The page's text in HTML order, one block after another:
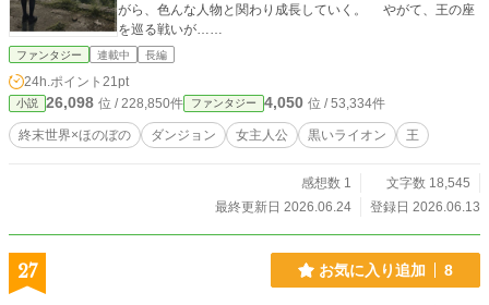
がら、色んな人物と関わり成長していく。 やがて、王の座
を巡る戦いが……
ファンタジー 連載中 長編
24h.ポイント 21pt
小説 26,098 位 / 228,850件 ファンタジー 4,050 位 / 53,334件
終末世界×ほのぼの ダンジョン 女主人公 黒いライオン 王
感想数 1
文字数 18,545
最終更新日 2026.06.24
登録日 2026.06.13
27 お気に入り追加 8